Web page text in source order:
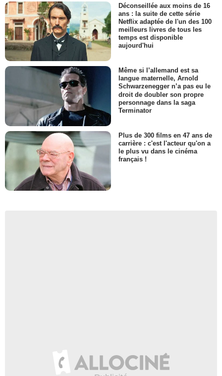
Déconseillée aux moins de 16
ans : la suite de cette série
Netflix adaptée de l'un des 100
meilleurs livres de tous les
temps est disponible
aujourd'hui
Même si l’allemand est sa
langue maternelle, Arnold
Schwarzenegger n’a pas eu le
droit de doubler son propre
personnage dans la saga
Terminator
Plus de 300 films en 47 ans de
carrière : c'est l'acteur qu'on a
le plus vu dans le cinéma
français !